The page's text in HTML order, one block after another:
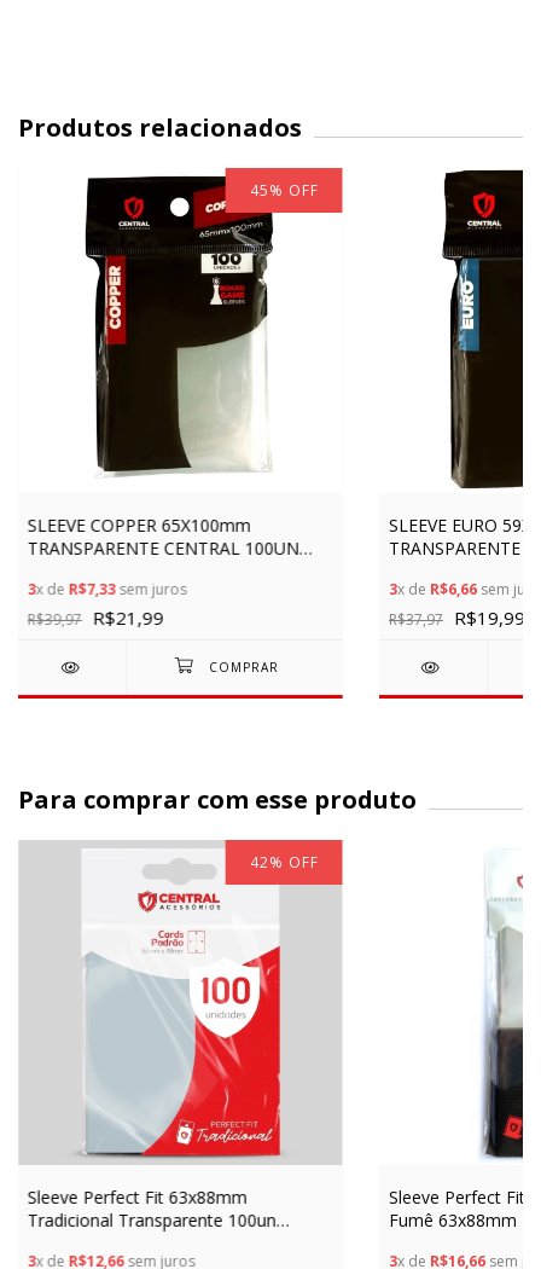
Produtos relacionados
45% OFF
SLEEVE COPPER 65X100mm
TRANSPARENTE CENTRAL 100UN
ACESSÓRIOS JOGOS TCG
3x de R$7,33sem juros
R$39,97 R$21,99
SLEEVE EURO
TRANSPARENTE
ACESSÓRIOS
3x de R$6,66sem
R$37,97
R$19,99
Para comprar com esse produto
42% OFF
Sleeve Perfect Fit 63x88mm
Tradicional Transparente 100un
3x de R$12,66sem juros
Sleeve Perfect Fit
Fumê 63x88mm
3x de R$16,66sem